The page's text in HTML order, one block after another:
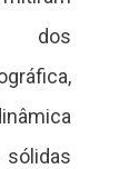
dos
sólidas